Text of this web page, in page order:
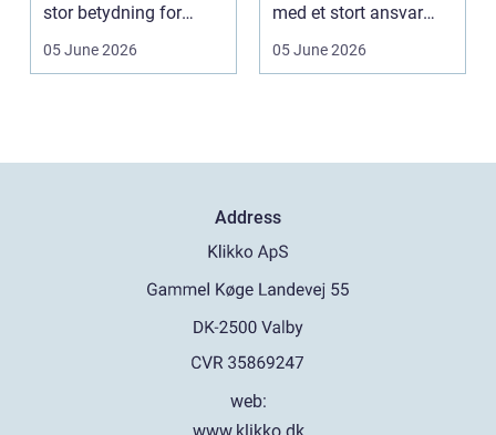
stor betydning for
05 June 2026
med et stort ansvar
05 June 2026
Address
web: